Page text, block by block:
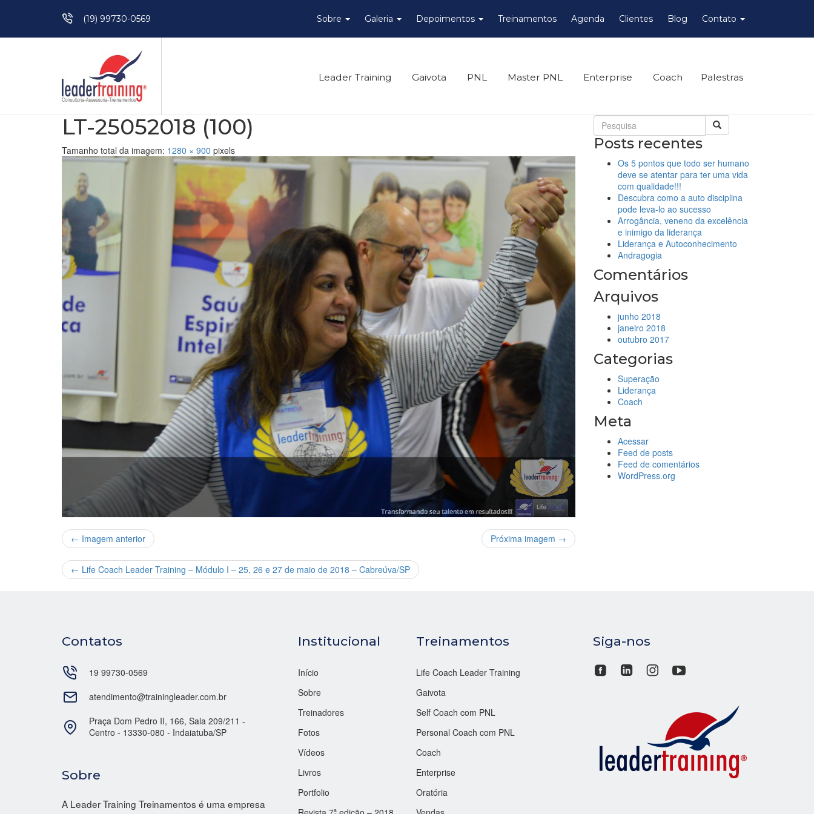
Pular para o conteúdo(19) 99730-0569 Sobre Galeria Depoimentos Treinamentos Agenda Clientes Blog Contato
Leader Training Gaivota PNL Master PNL Enterprise Coach Palestras
LT-25052018 (100)
Tamanho total da imagem: 1280 × 900 pixels
← Imagem anterior Próxima imagem →
← Life Coach Leader Training – Módulo I – 25, 26 e 27 de maio de 2018 – Cabreúva/SP
Posts recentes
Os 5 pontos que todo ser humano
deve se atentar para ter uma vida
com qualidade!!!
Descubra como a auto disciplina
pode leva-lo ao sucesso
Arrogância, veneno da excelência
e inimigo da liderança
Liderança e Autoconhecimento
Andragogia
Comentários
Arquivos
junho 2018
janeiro 2018
outubro 2017
Categorias
Superação
Liderança
Coach
Meta
Acessar
Feed de posts
Feed de comentários
WordPress.org
Contatos
19 99730-0569
atendimento@trainingleader.com.br
Praça Dom Pedro II, 166, Sala 209/211 -
Centro - 13330-080 - Indaiatuba/SP
Sobre
A Leader Training Treinamentos é uma empresa
Institucional
Início
Sobre
Treinadores
Fotos
Vídeos
Livros
Portfolio
Treinamentos
Life Coach Leader Training
Gaivota
Self Coach com PNL
Personal Coach com PNL
Coach
Enterprise
Oratória
Siga-nos